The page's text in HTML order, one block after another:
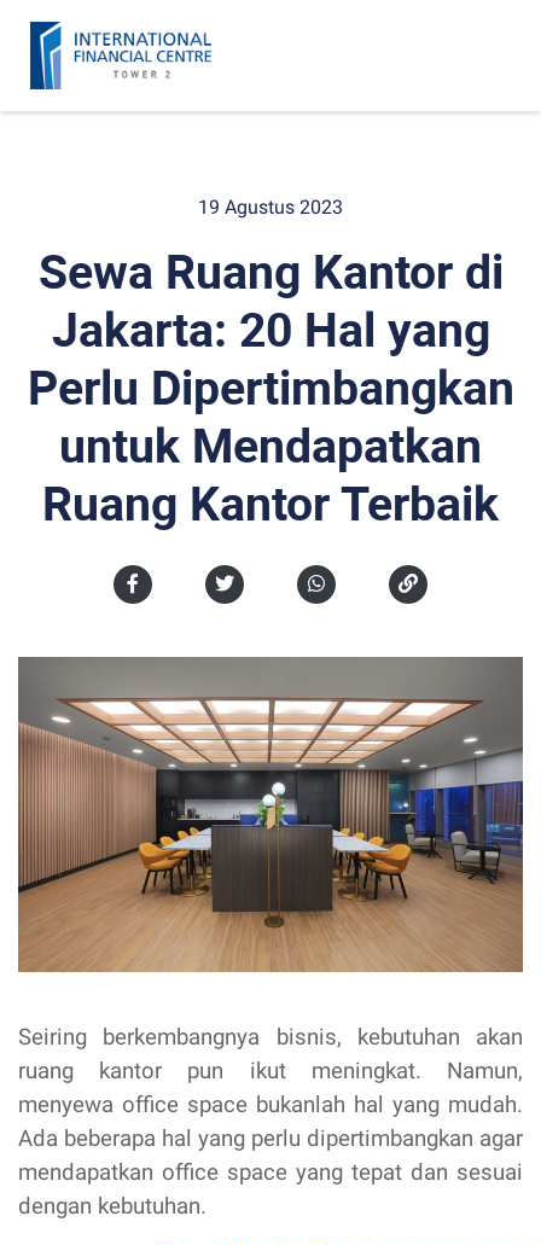
19 Agustus 2023
Sewa Ruang Kantor di
Jakarta: 20 Hal yang
Perlu Dipertimbangkan
untuk Mendapatkan
Ruang Kantor Terbaik
Seiring berkembangnya bisnis, kebutuhan akan
ruang kantor pun ikut meningkat. Namun,
menyewa office space bukanlah hal yang mudah.
Ada beberapa hal yang perlu dipertimbangkan agar
mendapatkan office space yang tepat dan sesuai
dengan kebutuhan.